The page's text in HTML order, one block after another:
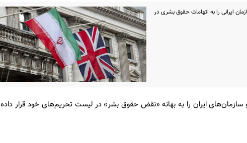
اعلام کرد که 13 مقام و سازمان ایرانی را به اتهامات حقوق بشری در
ایران را به بهانه «نقض حقوق بشر» در لیست تحریم‌های خود قرار داده